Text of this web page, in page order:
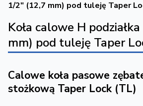
1/2″ (12,7 mm) pod tuleję Taper
Koła calowe H
mm) pod tuleję Taper
Calowe koła pasowe
stożkową Taper Lock (TL)